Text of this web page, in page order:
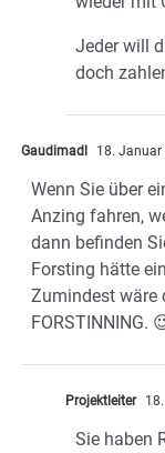
Jeder will
doch
Gaudimadl 18.
Wenn Sie über
Anzing fahren,
dann befinden
Forsting hätte
Zumindest wäre
FORSTINNING.
Projektleiter
Sie haben